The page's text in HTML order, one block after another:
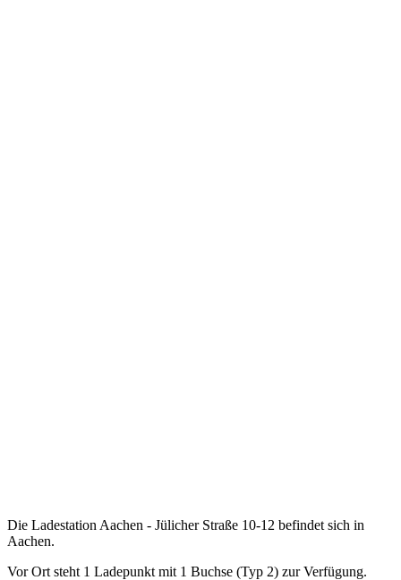
Die Ladestation Aachen - Jülicher Straße 10-12 befindet sich in
Aachen.
Vor Ort steht 1 Ladepunkt mit 1 Buchse (Typ 2) zur Verfügung.